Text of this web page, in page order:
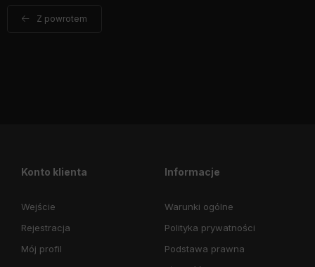
Z powrotem
Konto klienta
Wejście
Rejestracja
Mój profil
Informacje
Warunki ogólne
Polityka prywatności
Podstawa prawna